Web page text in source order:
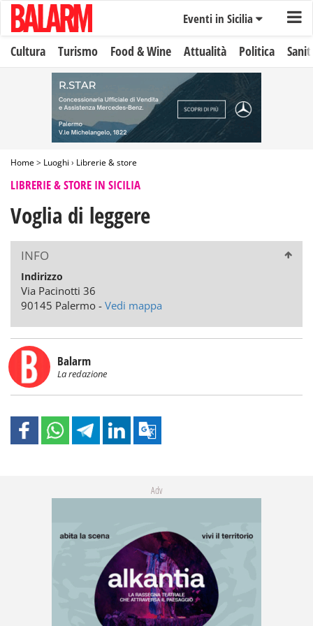
Eventi in Sicilia
Cultura Turismo Food & Wine Attualità Politica
Home> Luoghi › Librerie & store
LIBRERIE & STORE IN SICILIA
Voglia di leggere
INFO
Indirizzo
Via Pacinotti 36
90145 Palermo - Vedi mappa
Balarm
La redazione
Adv